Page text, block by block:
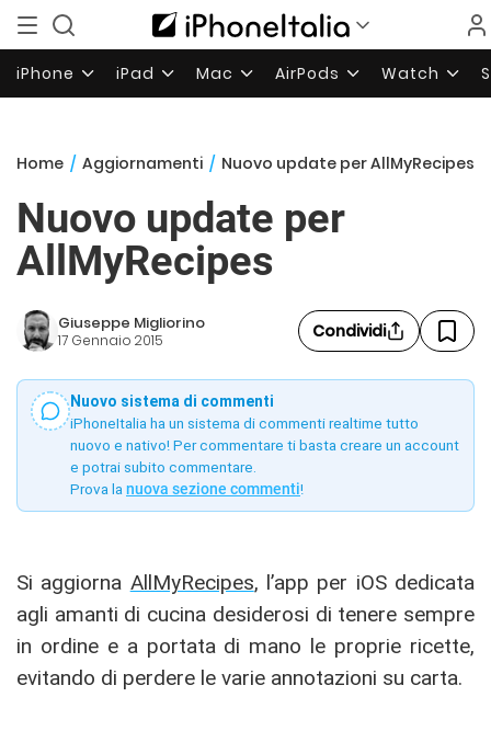
iPhone iPad Mac AirPods Watch
Home / Aggiornamenti / Nuovo update per AllMyRecipes
Nuovo update per
AllMyRecipes
Giuseppe Migliorino
17 Gennaio 2015 Condividi
Nuovo sistema di commenti
iPhoneItalia ha un sistema di commenti realtime tutto
nuovo e nativo! Per commentare ti basta creare un account
e potrai subito commentare.
Prova la nuova sezione commenti!
Si aggiorna AllMyRecipes, l’app per iOS dedicata
agli amanti di cucina desiderosi di tenere sempre
in ordine e a portata di mano le proprie ricette,
evitando di perdere le varie annotazioni su carta.